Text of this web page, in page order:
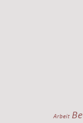
Arbeit